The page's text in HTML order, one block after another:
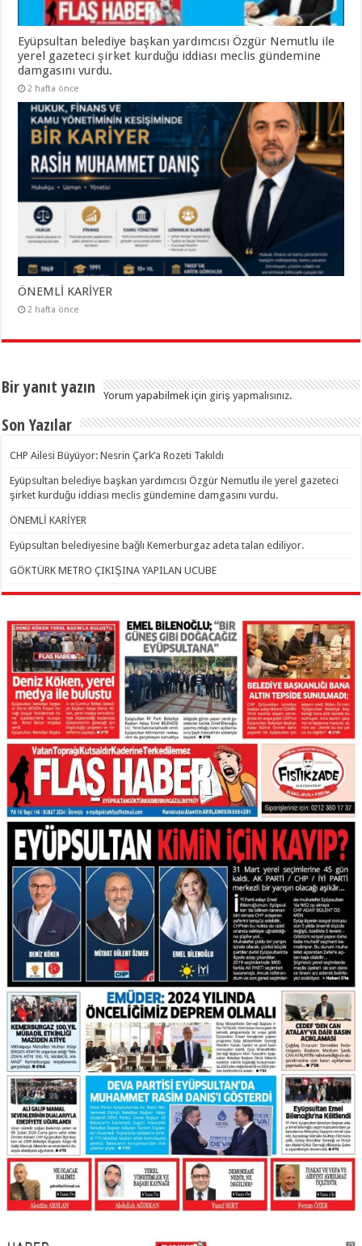
Eyüpsultan belediye başkan yardımcısı Özgür Nemutlu ile
yerel gazeteci şirket kurduğu iddiası meclis gündemine
damgasını vurdu.
2 hafta önce
ÖNEMLİ KARİYER
2 hafta önce
Bir yanıt yazın Yorum yapabilmek için giriş yapmalısınız.
Son Yazılar
CHP Ailesi Büyüyor: Nesrin Çark’a Rozeti Takıldı
Eyüpsultan belediye başkan yardımcısı Özgür Nemutlu ile yerel gazeteci
şirket kurduğu iddiası meclis gündemine damgasını vurdu.
ÖNEMLİ KARİYER
Eyüpsultan belediyesine bağlı Kemerburgaz adeta talan ediliyor.
GÖKTÜRK METRO ÇIKIŞINA YAPILAN UCUBE